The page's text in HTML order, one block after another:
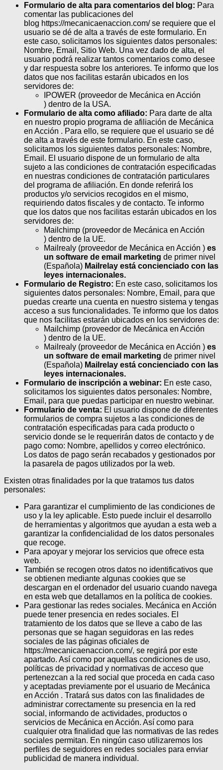
Formulario de alta para comentarios del blog: Para
comentar las publicaciones del
blog https://mecanicaenaccion.com/ se requiere que el
usuario se dé de alta a través de este formulario. En
este caso, solicitamos los siguientes datos personales:
Nombre, Email, Sitio Web. Una vez dado de alta, el
usuario podrá realizar tantos comentarios como desee
y dar respuesta sobre los anteriores. Te informo que los
datos que nos facilitas estarán ubicados en los
servidores de:
IPOWER (proveedor de Mecánica en Acción
) dentro de la USA.
Formulario de alta como afiliado: Para darte de alta
en nuestro propio programa de afiliación de Mecánica
en Acción . Para ello, se requiere que el usuario se dé
de alta a través de este formulario. En este caso,
solicitamos los siguientes datos personales: Nombre,
Email. El usuario dispone de un formulario de alta
sujeto a las condiciones de contratación especificadas
en nuestras condiciones de contratación particulares
del programa de afiliación. En donde referirá los
productos y/o servicios recogidos en el mismo,
requiriendo datos fiscales y de contacto. Te informo
que los datos que nos facilitas estarán ubicados en los
servidores de:
Mailchimp (proveedor de Mecánica en Acción
) dentro de la UE.
Mailrealy (proveedor de Mecánica en Acción ) es
un software de email marketing de primer nivel
(Española) Mailrelay está concienciado con las
leyes internacionales.
Formulario de Registro: En este caso, solicitamos los
siguientes datos personales: Nombre, Email, para que
puedas crearte una cuenta en nuestro sistema y tengas
acceso a sus funcionalidades. Te informo que los datos
que nos facilitas estarán ubicados en los servidores de:
Mailchimp (proveedor de Mecánica en Acción
) dentro de la UE.
Mailrealy (proveedor de Mecánica en Acción ) es
un software de email marketing de primer nivel
(Española) Mailrelay está concienciado con las
leyes internacionales.
Formulario de inscripción a webinar: En este caso,
solicitamos los siguientes datos personales: Nombre,
Email, para que puedas participar en nuestro webinar.
Formulario de venta: El usuario dispone de diferentes
formularios de compra sujetos a las condiciones de
contratación especificadas para cada producto o
servicio donde se le requerirán datos de contacto y de
pago como: Nombre, apellidos y correo electrónico.
Los datos de pago serán recabados y gestionados por
la pasarela de pagos utilizados por la web.
Existen otras finalidades por la que tratamos tus datos
personales:
Para garantizar el cumplimiento de las condiciones de
uso y la ley aplicable. Esto puede incluir el desarrollo
de herramientas y algoritmos que ayudan a esta web a
garantizar la confidencialidad de los datos personales
que recoge.
Para apoyar y mejorar los servicios que ofrece esta
web.
También se recogen otros datos no identificativos que
se obtienen mediante algunas cookies que se
descargan en el ordenador del usuario cuando navega
en esta web que detallamos en la política de cookies.
Para gestionar las redes sociales. Mecánica en Acción
puede tener presencia en redes sociales. El
tratamiento de los datos que se lleve a cabo de las
personas que se hagan seguidoras en las redes
sociales de las páginas oficiales de
https://mecanicaenaccion.com/, se regirá por este
apartado. Así como por aquellas condiciones de uso,
políticas de privacidad y normativas de acceso que
pertenezcan a la red social que proceda en cada caso
y aceptadas previamente por el usuario de Mecánica
en Acción . Tratará sus datos con las finalidades de
administrar correctamente su presencia en la red
social, informando de actividades, productos o
servicios de Mecánica en Acción. Así como para
cualquier otra finalidad que las normativas de las redes
sociales permitan. En ningún caso utilizaremos los
perfiles de seguidores en redes sociales para enviar
publicidad de manera individual.